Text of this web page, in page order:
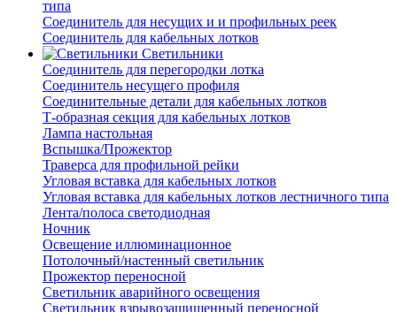
типа
Соединитель для несущих и и профильных реек
Соединитель для кабельных лотков
Светильники
Соединитель для перегородки лотка
Соединитель несущего профиля
Соединительные детали для кабельных лотков
Т-образная секция для кабельных лотков
Лампа настольная
Вспышка/Прожектор
Траверса для профильной рейки
Угловая вставка для кабельных лотков
Угловая вставка для кабельных лотков лестничного типа
Лента/полоса светодиодная
Ночник
Освещение иллюминационное
Потолочный/настенный светильник
Прожектор переносной
Светильник аварийного освещения
Светильник взрывозащищенный переносной